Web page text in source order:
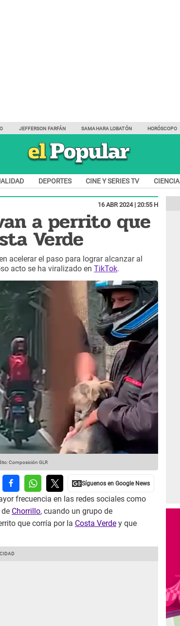
JEFFERSON FARFÁN SAMAHARA LOBATÓN HORÓSCOPO
DEPORTES CINE Y SERIES TV CIENCIA
16 ABR 2024 | 20:55 H
a perrito que
Verde
acelerar el paso para lograr alcanzar al
acto se ha viralizado en TikTok.
Composición GLR
frecuencia en las redes sociales como
Chorrillo, cuando un grupo de
que corría por la Costa Verde y que